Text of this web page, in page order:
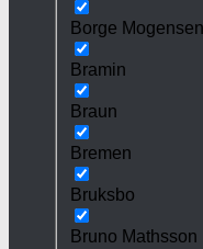
Borge Mogensen
Bramin
Braun
Bremen
Bruksbo
Bruno Mathsson